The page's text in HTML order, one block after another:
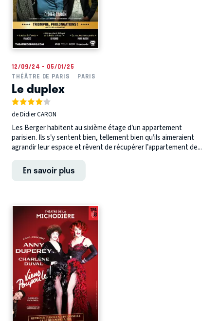
12/09/24 - 05/01/25
THÉÂTRE DE PARIS
PARIS
Le duplex
de Didier CARON
Les Berger habitent au sixième étage d’un appartement
parisien. Ils s’y sentent bien, tellement bien qu’ils aimeraient
agrandir leur espace et rêvent de récupérer l’appartement de...
En savoir plus